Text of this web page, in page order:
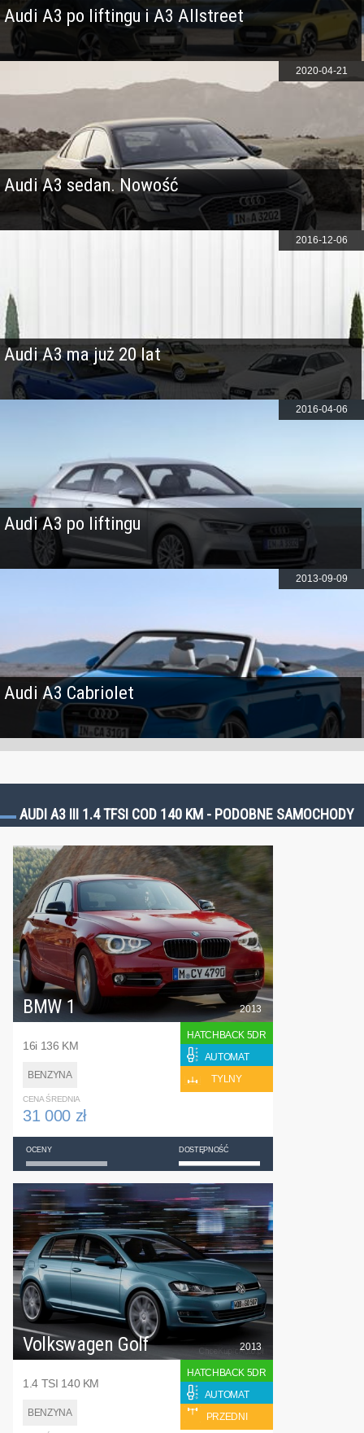
Audi A3 po liftingu i A3 Allstreet
Audi A3 sedan. Nowość
2020-04-21
Audi A3 ma już 20 lat
2016-12-06
Audi A3 po liftingu
2016-04-06
Audi A3 Cabriolet
2013-09-09
AUDI A3 III 1.4 TFSI COD 140 KM - PODOBNE SAMOCHODY
BMW 1
16i 136 KM
BENZYNA
2013
HATCHBACK 5DR
AUTOMAT
TYLNY
CENA ŚREDNIA
31 000 zł
OCENY DOSTĘPNOŚĆ
Volkswagen Golf
1.4 TSI 140 KM
BENZYNA
2013
HATCHBACK 5DR
AUTOMAT
PRZEDNI